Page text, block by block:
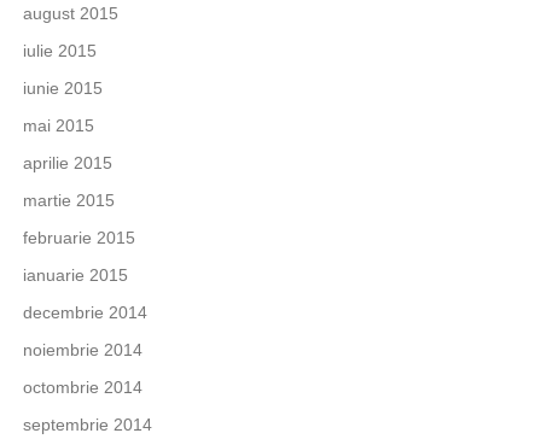
august 2015
iulie 2015
iunie 2015
mai 2015
aprilie 2015
martie 2015
februarie 2015
ianuarie 2015
decembrie 2014
noiembrie 2014
octombrie 2014
septembrie 2014